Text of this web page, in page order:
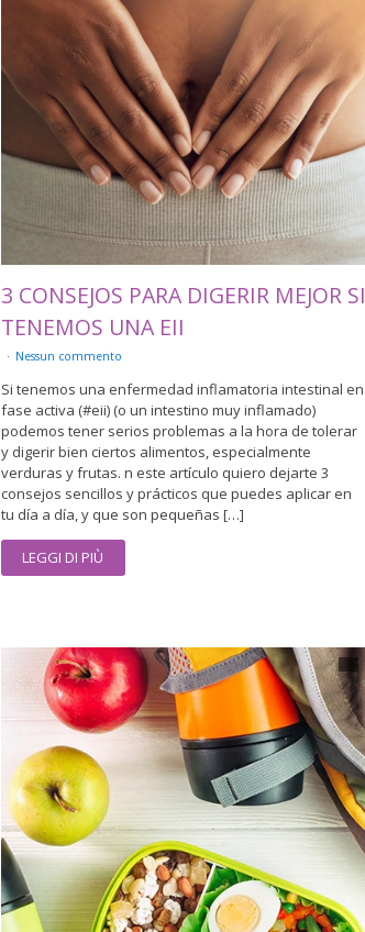
3 CONSEJOS PARA DIGERIR MEJOR SI
TENEMOS UNA EII
Nessun commento
Si tenemos una enfermedad inflamatoria intestinal en
fase activa (#eii) (o un intestino muy inflamado)
podemos tener serios problemas a la hora de tolerar
y digerir bien ciertos alimentos, especialmente
verduras y frutas. n este artículo quiero dejarte 3
consejos sencillos y prácticos que puedes aplicar en
tu día a día, y que son pequeñas […]
LEGGI DI PIÙ